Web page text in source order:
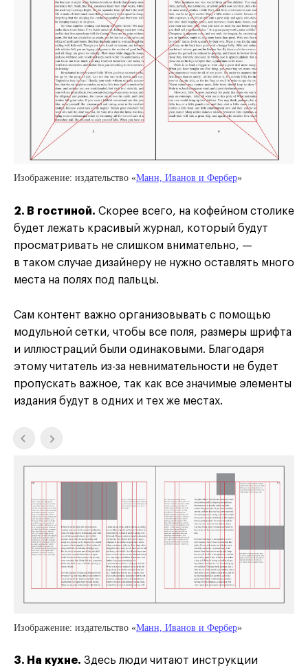
Изображение: издательство «Манн, Иванов и Фербер»
2. В гостиной. Скорее всего, на кофейном столике
будет лежать красивый журнал, который будут
просматривать не слишком внимательно, —
в таком случае дизайнеру не нужно оставлять много
места на полях под пальцы.
Сам контент важно организовывать с помощью
модульной сетки, чтобы все поля, размеры шрифта
и иллюстраций были одинаковыми. Благодаря
этому читатель из-за невнимательности не будет
пропускать важное, так как все значимые элементы
издания будут в одних и тех же местах.
Изображение: издательство «Манн, Иванов и Фербер»
3. На кухне. Здесь люди читают инструкции